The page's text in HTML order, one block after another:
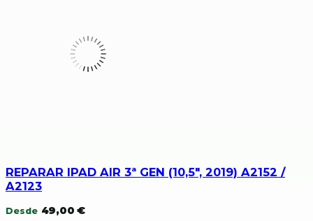
REPARAR IPAD AIR 3ª GEN (10,5″, 2019) A2152 /
A2123
Desde 49,00 €